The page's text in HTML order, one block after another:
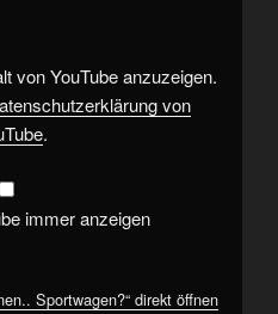
von YouTube anzuzeigen.
von
.
immer anzeigen
Sportwagen?“ direkt öffnen